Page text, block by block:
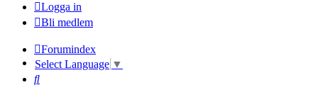
Logga in
Bli medlem
Forumindex
Select Language ▼
Sök